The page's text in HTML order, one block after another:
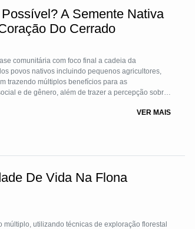
A Semente Nativa
Do Cerrado
comunitária com foco final a cadeia da
para as
e de gênero, além de trazer a percepção sobre
as funções ecológicas que a natureza fornece,
VER MAIS
De Vida Na Flona
utilizando técnicas de exploração florestal